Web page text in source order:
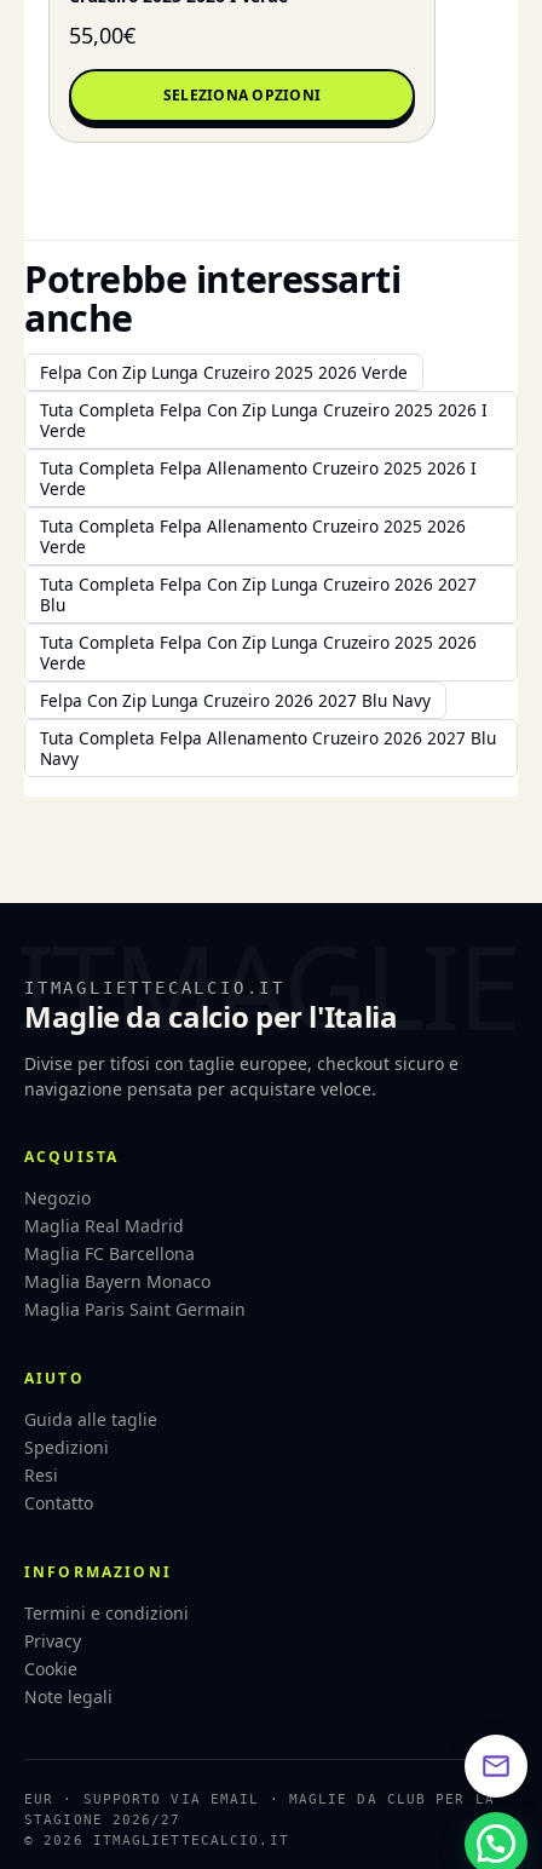
55,00€
SELEZIONA OPZIONI
Potrebbe interessarti
anche
Felpa Con Zip Lunga Cruzeiro 2025 2026 Verde
Tuta Completa Felpa Con Zip Lunga Cruzeiro 2025 2026 I
Verde
Tuta Completa Felpa Allenamento Cruzeiro 2025 2026 I
Verde
Tuta Completa Felpa Allenamento Cruzeiro 2025 2026
Verde
Tuta Completa Felpa Con Zip Lunga Cruzeiro 2026 2027
Blu
Tuta Completa Felpa Con Zip Lunga Cruzeiro 2025 2026
Verde
Felpa Con Zip Lunga Cruzeiro 2026 2027 Blu Navy
Tuta Completa Felpa Allenamento Cruzeiro 2026 2027 Blu
Navy
ITMAGLIETTECALCIO.IT
Maglie da calcio per l'Italia
Divise per tifosi con taglie europee, checkout sicuro e
navigazione pensata per acquistare veloce.
ACQUISTA
Negozio
Maglia Real Madrid
Maglia FC Barcellona
Maglia Bayern Monaco
Maglia Paris Saint Germain
AIUTO
Guida alle taglie
Spedizioni
Resi
Contatto
INFORMAZIONI
Termini e condizioni
Privacy
Cookie
Note legali
EUR · SUPPORTO VIA EMAIL · MAGLIE DA CLUB PER LA
STAGIONE 2026/27
© 2026 ITMAGLIETTECALCIO.IT